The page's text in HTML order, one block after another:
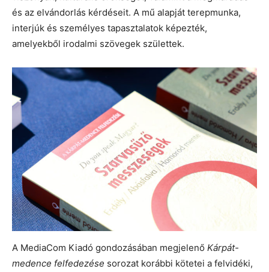
és az elvándorlás kérdéseit. A mű alapját terepmunka,
interjúk és személyes tapasztalatok képezték,
amelyekből irodalmi szövegek születtek.
A MediaCom Kiadó gondozásában megjelenő Kárpát-
medence felfedezése sorozat korábbi kötetei a felvidéki,